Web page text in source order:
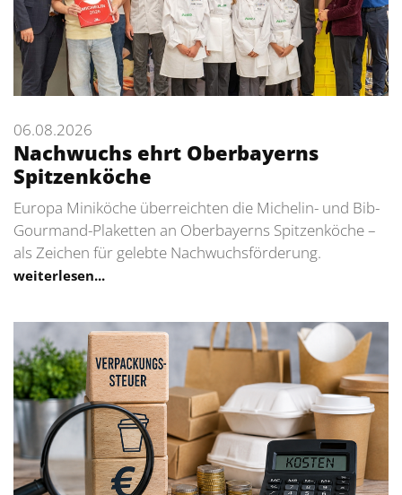
06.08.2026
Nachwuchs ehrt Oberbayerns
Spitzenköche
Europa Miniköche überreichten die Michelin- und Bib-
Gourmand-Plaketten an Oberbayerns Spitzenköche –
als Zeichen für gelebte Nachwuchsförderung.
weiterlesen...